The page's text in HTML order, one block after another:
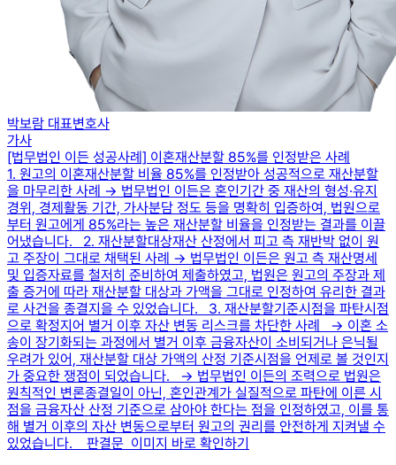
박보람 대표변호사
가사
[법무법인 이든 성공사례] 이혼재산분할 85%를 인정받은 사례
1. 원고의 이혼재산분할 비율 85%를 인정받아 성공적으로 재산분할
을 마무리한 사례 → 법무법인 이든은 혼인기간 중 재산의 형성·유지
경위, 경제활동 기간, 가사분담 정도 등을 명확히 입증하여, 법원으로
부터 원고에게 85%라는 높은 재산분할 비율을 인정받는 결과를 이끌
어냈습니다. 2. 재산분할대상재산 산정에서 피고 측 재반박 없이 원
고 주장이 그대로 채택된 사례 → 법무법인 이든은 원고 측 재산명세
및 입증자료를 철저히 준비하여 제출하였고, 법원은 원고의 주장과 제
출 증거에 따라 재산분할 대상과 가액을 그대로 인정하여 유리한 결과
로 사건을 종결지을 수 있었습니다. 3. 재산분할기준시점을 파탄시점
으로 확정지어 별거 이후 자산 변동 리스크를 차단한 사례 → 이혼 소
송이 장기화되는 과정에서 별거 이후 금융자산이 소비되거나 은닉될
우려가 있어, 재산분할 대상 가액의 산정 기준시점을 언제로 볼 것인지
가 중요한 쟁점이 되었습니다. → 법무법인 이든의 조력으로 법원은
원칙적인 변론종결일이 아닌, 혼인관계가 실질적으로 파탄에 이른 시
점을 금융자산 산정 기준으로 삼아야 한다는 점을 인정하였고, 이를 통
해 별거 이후의 자산 변동으로부터 원고의 권리를 안전하게 지켜낼 수
있었습니다. 판결문 이미지 바로 확인하기